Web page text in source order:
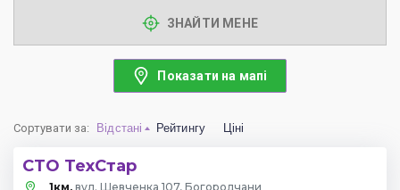
ЗНАЙТИ МЕНЕ
Показати на мапі
Сортувати за: Відстані Рейтингу Ціні
СТО ТехСтар
1км, вул. Шевченка 107, Богородчани